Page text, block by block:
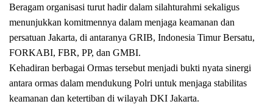
Beragam organisasi turut hadir dalam silahturahmi sekaligus
menunjukkan komitmennya dalam menjaga keamanan dan
persatuan Jakarta, di antaranya GRIB, Indonesia Timur Bersatu,
FORKABI, FBR, PP, dan GMBI.
Kehadiran berbagai Ormas tersebut menjadi bukti nyata sinergi
antara ormas dalam mendukung Polri untuk menjaga stabilitas
keamanan dan ketertiban di wilayah DKI Jakarta.